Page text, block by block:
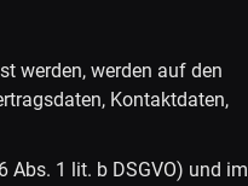
werden, werden auf den
Kontaktdaten,
Abs. 1 lit. b DSGVO) und im